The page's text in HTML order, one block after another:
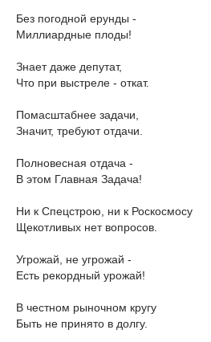
Без погодной ерунды -
Миллиардные плоды!
Знает даже депутат,
Что при выстреле - откат.
Помасштабнее задачи,
Значит, требуют отдачи.
Полновесная отдача -
В этом Главная Задача!
Ни к Спецстрою, ни к Роскосмосу
Щекотливых нет вопросов.
Угрожай, не угрожай -
Есть рекордный урожай!
В честном рыночном кругу
Быть не принято в долгу.